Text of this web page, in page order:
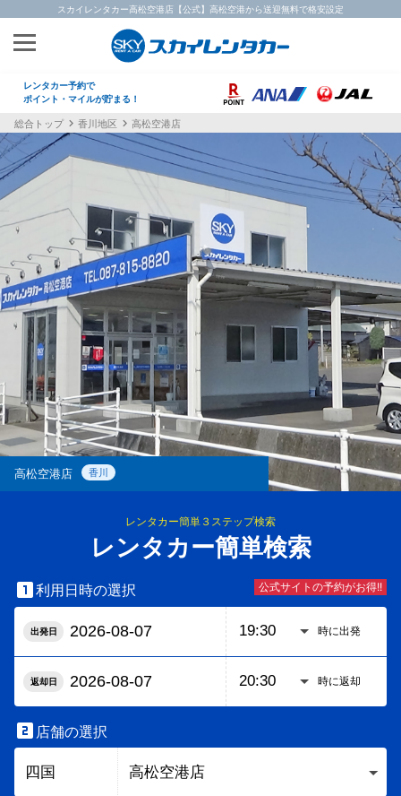
スカイレンタカー高松空港店【公式】高松空港から送迎無料で格安設定
レンタカー予約で
ポイント・マイルが貯まる！
総合トップ 香川地区 高松空港店
高松空港店 香川
レンタカー簡単３ステップ検索
レンタカー簡単検索
公式サイトの予約がお得!!
利用日時の選択
出発日 時に出発
返却日 時に返却
 店舗の選択